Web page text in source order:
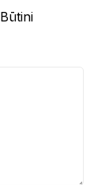
Būtini